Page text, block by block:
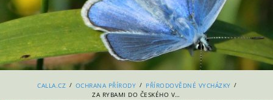
CALLA.CZ / OCHRANA PŘÍRODY / PŘÍRODOVĚDNÉ VYCHÁZKY /
ZA RYBAMI DO ČESKÉHO VRBNÉHO